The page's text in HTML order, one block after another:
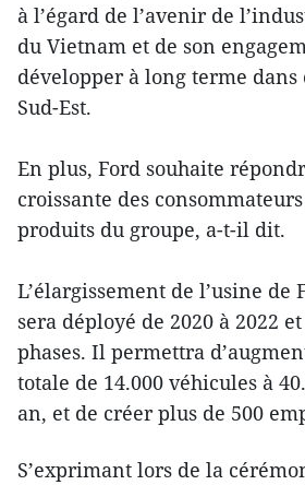
à l’égard de l’avenir de
du Vietnam et de son
développer à long terme dans
Sud-Est.
En plus, Ford souhaite
croissante des
produits du groupe, a-t-il dit.
L’élargissement de l’usine de
sera déployé de 2020 à 2022
phases. Il permettra
totale de 14.000 véhicules à
an, et de créer plus de 500
S’exprimant lors de la